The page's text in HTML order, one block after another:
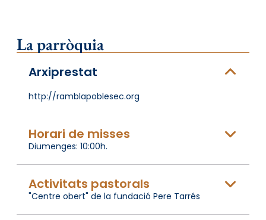
La parròquia
Arxiprestat
http://ramblapoblesec.org
Horari de misses
Diumenges: 10:00h.
Activitats pastorals
"Centre obert" de la fundació Pere Tarrés